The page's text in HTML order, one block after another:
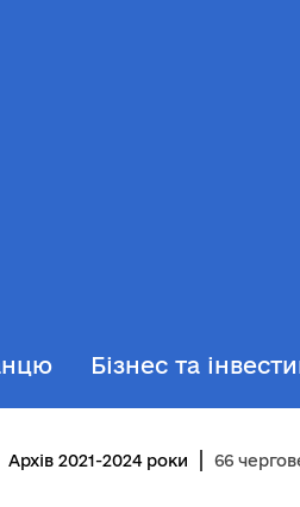
Бізнес та
Архів 2021-2024 роки 66